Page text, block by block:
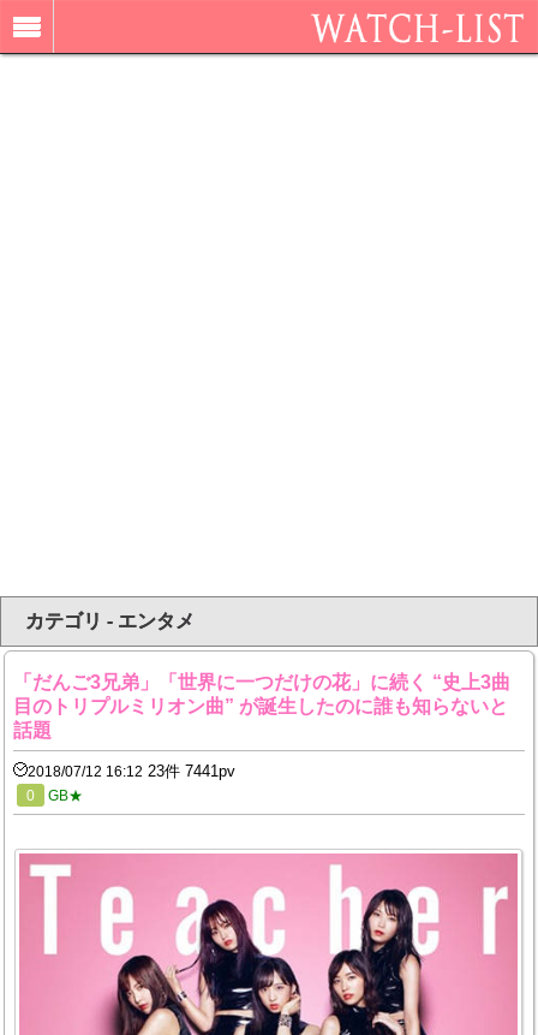
カテゴリ - エンタメ
「だんご3兄弟」「世界に一つだけの花」に続く “史上3曲
目のトリプルミリオン曲” が誕生したのに誰も知らないと
話題
2018/07/12 16:12 23件 7441pv
0 GB★